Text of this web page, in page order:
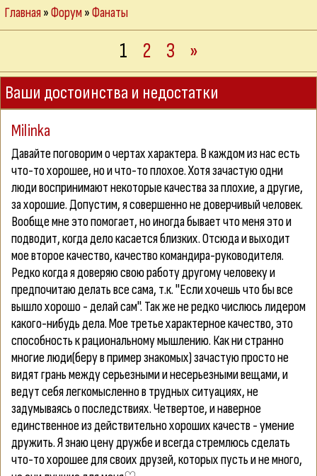
Главная»Форум»Фанаты
1 2 3 »
Ваши достоинства и недостатки
Milinka
Давайте поговорим о чертах характера. В каждом из нас есть
что-то хорошее, но и что-то плохое. Хотя зачастую одни
люди воспринимают некоторые качества за плохие, а другие,
за хорошие. Допустим, я совершенно не доверчивый человек.
Вообще мне это помогает, но иногда бывает что меня это и
подводит, когда дело касается близких. Отсюда и выходит
мое второе качество, качество командира-руководителя.
Редко когда я доверяю свою работу другому человеку и
предпочитаю делать все сама, т.к. "Если хочешь что бы все
вышло хорошо - делай сам". Так же не редко числюсь лидером
какого-нибудь дела. Мое третье характерное качество, это
способность к рациональному мышлению. Как ни странно
многие люди(беру в пример знакомых) зачастую просто не
видят грань между серьезными и несерьезными вещами, и
ведут себя легкомысленно в трудных ситуациях, не
задумываясь о последствиях. Четвертое, и наверное
единственное из действительно хороших качеств - умение
дружить. Я знаю цену дружбе и всегда стремлюсь сделать
что-то хорошее для своих друзей, которых пусть и не много,